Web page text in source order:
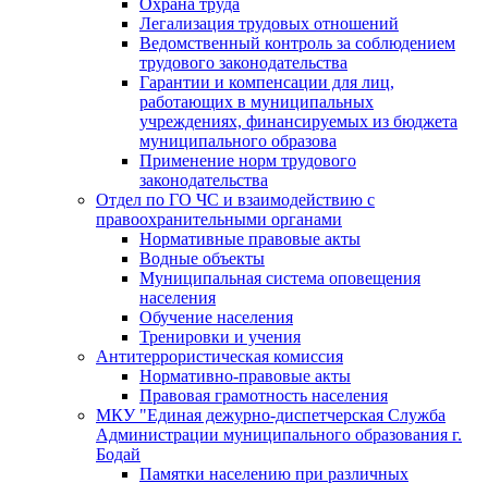
Охрана труда
Легализация трудовых отношений
Ведомственный контроль за соблюдением
трудового законодательства
Гарантии и компенсации для лиц,
работающих в муниципальных
учреждениях, финансируемых из бюджета
муниципального образова
Применение норм трудового
законодательства
Отдел по ГО ЧС и взаимодействию с
правоохранительными органами
Нормативные правовые акты
Водные объекты
Муниципальная система оповещения
населения
Обучение населения
Тренировки и учения
Антитеррористическая комиссия
Нормативно-правовые акты
Правовая грамотность населения
МКУ "Единая дежурно-диспетчерская Служба
Администрации муниципального образования г.
Бодай
Памятки населению при различных